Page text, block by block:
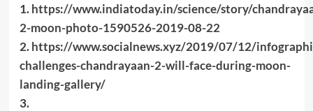
1.https://www.indiatoday.in/science/story/
2-moon-photo-1590526-2019-08-22
2.https://www.socialnews.xyz/2019/07/12/
challenges-chandrayaan-2-will-face-during-moon-
landing-gallery/
3.